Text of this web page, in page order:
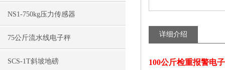
NS1-750kg压力传感器
75公斤流水线电子秤
SCS-1T斜坡地磅
详细介绍
100公斤检重报警电